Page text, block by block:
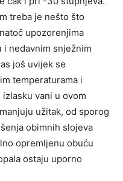
treba je nešto što
upozorenjima
i nedavnim snježnim
još uvijek se
temperaturama i
vani u ovom
užitak, od sporog
obimnih slojeva
opremljenu obuću
ostaju uporno